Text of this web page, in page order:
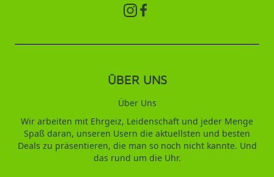
ÜBER UNS
Über Uns
Wir arbeiten mit Ehrgeiz, Leidenschaft und jeder Menge
Spaß daran, unseren Usern die aktuellsten und besten
Deals zu präsentieren, die man so noch nicht kannte. Und
das rund um die Uhr.